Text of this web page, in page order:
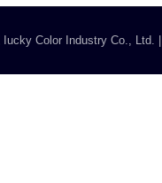
Color Industry Co., Ltd. |